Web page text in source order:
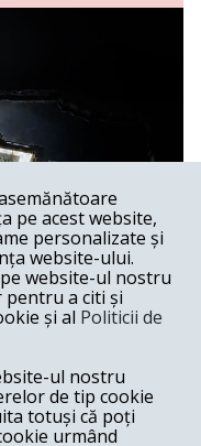
au, în feluri extrem
Graalul există —
imagine —, dar că el
pe acest website,
personalizate și
website-ului.
website-ul nostru
pentru a citi și
și al Politicii de
ul nostru
de tip cookie
totuși că poți
urmând